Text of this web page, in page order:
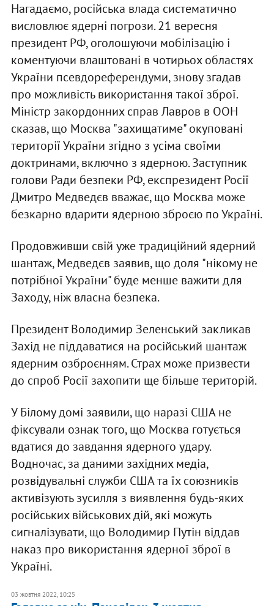
Нагадаємо, російська влада систематично
висловлює ядерні погрози. 21 вересня
президент РФ, оголошуючи мобілізацію і
коментуючи влаштовані в чотирьох областях
України псевдореферендуми, знову згадав
про можливість використання такої зброї.
Міністр закордонних справ Лавров в ООН
сказав, що Москва "захищатиме" окуповані
території України згідно з усіма своїми
доктринами, включно з ядерною. Заступник
голови Ради безпеки РФ, експрезидент Росії
Дмитро Медведєв вважає, що Москва може
безкарно вдарити ядерною зброєю по Україні.
Продовживши свій уже традиційний ядерний
шантаж, Медведєв заявив, що доля "нікому не
потрібної України" буде менше важити для
Заходу, ніж власна безпека.
Президент Володимир Зеленський закликав
Захід не піддаватися на російський шантаж
ядерним озброєнням. Страх може призвести
до спроб Росії захопити ще більше територій.
У Білому домі заявили, що наразі США не
фіксували ознак того, що Москва готується
вдатися до завдання ядерного удару.
Водночас, за даними західних медіа,
розвідувальні служби США та їх союзників
активізують зусилля з виявлення будь-яких
російських військових дій, які можуть
сигналізувати, що Володимир Путін віддав
наказ про використання ядерної зброї в
Україні.
03 жовтня 2022, 10:25